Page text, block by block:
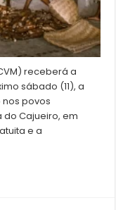
receberá a
sábado (11), a
nos povos
Cajueiro, em
e a